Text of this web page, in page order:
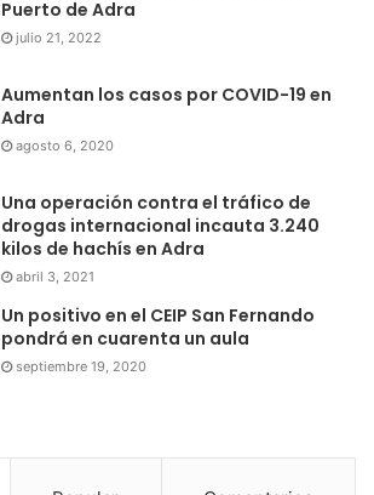
Puerto de Adra
julio 21, 2022
Aumentan los casos por COVID-19 en
Adra
agosto 6, 2020
Una operación contra el tráfico de
drogas internacional incauta 3.240
kilos de hachís en Adra
abril 3, 2021
Un positivo en el CEIP San Fernando
pondrá en cuarenta un aula
septiembre 19, 2020